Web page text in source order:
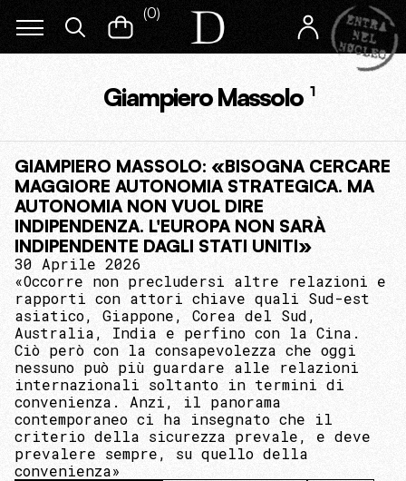
(0)
Giampiero Massolo 1
GIAMPIERO MASSOLO: «BISOGNA CERCARE
MAGGIORE AUTONOMIA STRATEGICA. MA
AUTONOMIA NON VUOL DIRE
INDIPENDENZA. L'EUROPA NON SARÀ
INDIPENDENTE DAGLI STATI UNITI»
30 Aprile 2026
«Occorre non precludersi altre relazioni e
rapporti con attori chiave quali Sud-est
asiatico, Giappone, Corea del Sud,
Australia, India e perfino con la Cina.
Ciò però con la consapevolezza che oggi
nessuno può più guardare alle relazioni
internazionali soltanto in termini di
convenienza. Anzi, il panorama
contemporaneo ci ha insegnato che il
criterio della sicurezza prevale, e deve
prevalere sempre, su quello della
convenienza»